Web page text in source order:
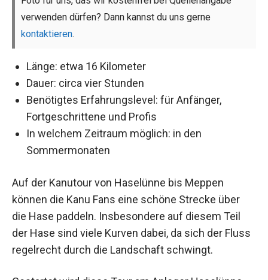
verwenden dürfen? Dann kannst du uns gerne
kontaktieren.
Länge: etwa 16 Kilometer
Dauer: circa vier Stunden
Benötigtes Erfahrungslevel: für Anfänger,
Fortgeschrittene und Profis
In welchem Zeitraum möglich: in den
Sommermonaten
Auf der Kanutour von Haselünne bis Meppen
können die Kanu Fans eine schöne Strecke über
die Hase paddeln. Insbesondere auf diesem Teil
der Hase sind viele Kurven dabei, da sich der Fluss
regelrecht durch die Landschaft schwingt.